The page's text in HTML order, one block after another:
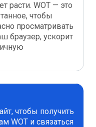
расти. WOT — это
чтобы
просматривать
браузер, ускорит
чтобы получить
WOT и связаться